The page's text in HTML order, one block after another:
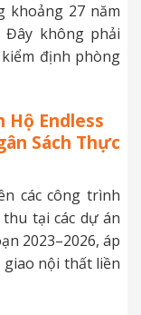
khoảng 27 năm
Đây không phải
định phòng
Hộ Endless
Sách Thực
các công trình
tại các dự án
2023–2026, áp
nội thất liền